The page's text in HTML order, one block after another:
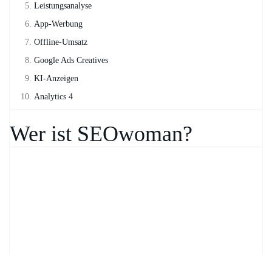
Leistungsanalyse
App-Werbung
Offline-Umsatz
Google Ads Creatives
KI-Anzeigen
Analytics 4
Wer ist SEOwoman?